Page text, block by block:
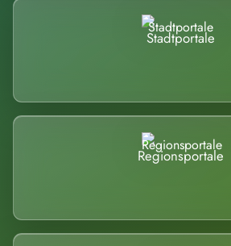
Stadtportale
Regionsportale